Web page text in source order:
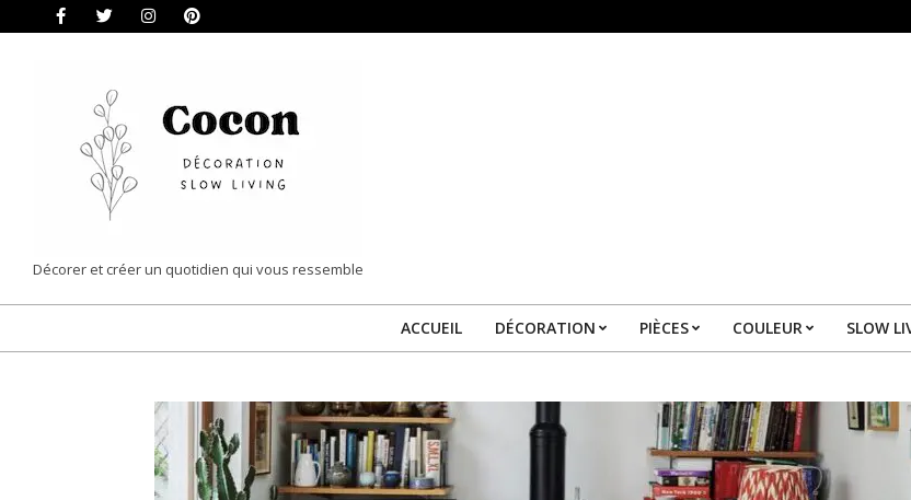
COCON
|
DÉCORATION
LIVING
Décorer et créer un quotidien qui vous ressemble
Primary
Menu
ACCUEIL DÉCORATION PIÈCES COULEUR SLOW